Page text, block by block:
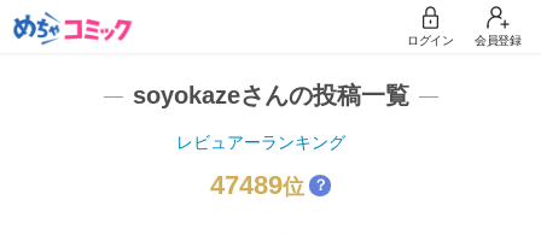
ログイン 会員登録
soyokazeさんの投稿一覧
レビュアーランキング
47489位 ？